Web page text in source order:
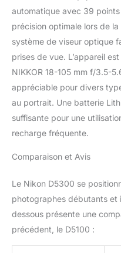
automatique avec 39
précision optimale lors de
système de viseur optique
prises de vue. L’appareil
NIKKOR 18-105 mm f/3.5-
appréciable pour divers
au portrait. Une batterie
suffisante pour une
recharge fréquente.
Comparaison et Avis
Le Nikon D5300 se
photographes débutants et
dessous présente une
précédent, le D5100 :